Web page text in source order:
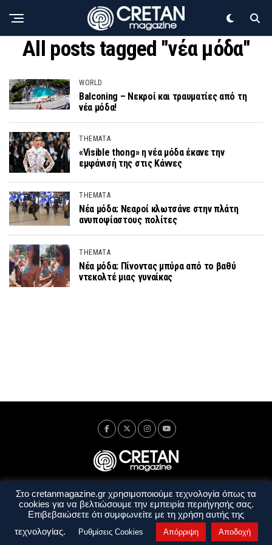
All posts tagged "νέα μόδα"
WORLD
Balconing – Νεκροί και τραυματίες από τη
νέα μόδα!
THEMATA
«Visible thong» η νέα μόδα έκανε την
εμφάνισή της στις Κάννες
THEMATA
Νέα μόδα: Νεαροί κλωτσάνε στην πλάτη
ανυποψίαστους πολίτες
THEMATA
Νέα μόδα: Πίνοντας μπύρα από το βαθύ
ντεκολτέ μιας γυναίκας
Ταυτότητα Πολιτική Απορρήτου
Όροι Χρήσης
Όροι και Προϋποθέσεις
Στο cretanmagazine.gr χρησιμοποιούμε τεχνολογία όπως τα
cookies για να βελτιώσουμε την εμπειρία περιήγησής σας.
Επιβεβαιώσετε ότι συμφωνείτε με τη χρήση αυτής της
τεχνολογίας.
Ρυθμίσεις Cookies Απόρριψη Αποδοχή